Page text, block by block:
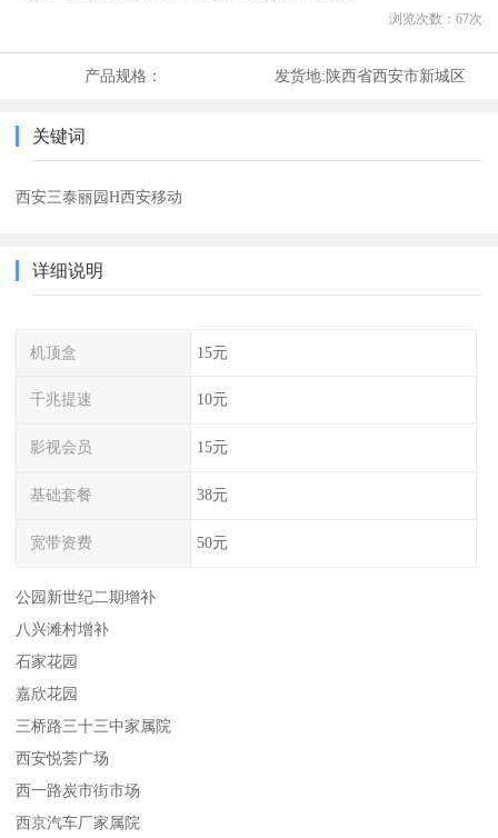
浏览次数： 67次
产品规格： 发货地:陕西省西安市新城区
关键词
西安三泰丽园H西安移动
详细说明
机顶盒 15元
千兆提速 10元
影视会员 15元
基础套餐 38元
宽带资费 50元
公园新世纪二期增补
八兴滩村增补
石家花园
嘉欣花园
三桥路三十三中家属院
西安悦荟广场
西一路炭市街市场
西京汽车厂家属院